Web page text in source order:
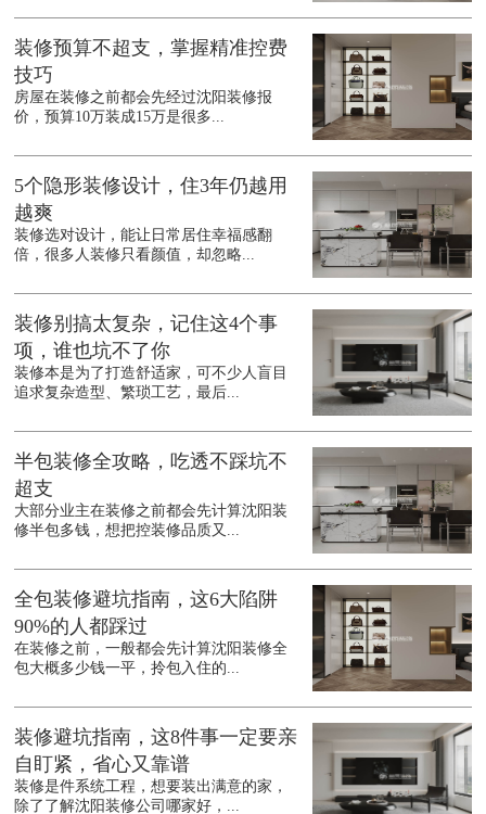
装修预算不超支，掌握精准控费
技巧
房屋在装修之前都会先经过沈阳装修报
价，预算10万装成15万是很多...
5个隐形装修设计，住3年仍越用
越爽
装修选对设计，能让日常居住幸福感翻
倍，很多人装修只看颜值，却忽略...
装修别搞太复杂，记住这4个事
项，谁也坑不了你
装修本是为了打造舒适家，可不少人盲目
追求复杂造型、繁琐工艺，最后...
半包装修全攻略，吃透不踩坑不
超支
大部分业主在装修之前都会先计算沈阳装
修半包多钱，想把控装修品质又...
全包装修避坑指南，这6大陷阱
90%的人都踩过
在装修之前，一般都会先计算沈阳装修全
包大概多少钱一平，拎包入住的...
装修避坑指南，这8件事一定要亲
自盯紧，省心又靠谱
装修是件系统工程，想要装出满意的家，
除了了解沈阳装修公司哪家好，...